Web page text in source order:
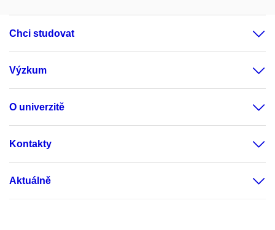
Chci studovat
Výzkum
O univerzitě
Kontakty
Aktuálně